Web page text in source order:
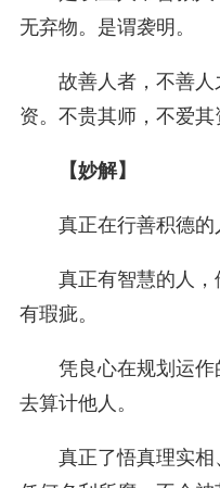
无弃物。是谓袭明。
故善人者，不善
资。不贵其师，不爱其
【妙解】
真正在行善积德的
真正有智慧的人
有瑕疵。
凭良心在规划运
去算计他人。
真正了悟真理实